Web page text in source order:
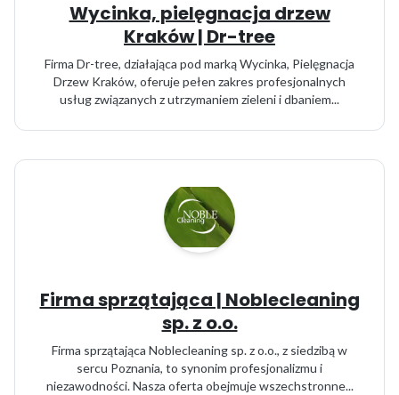
Wycinka, pielęgnacja drzew
Kraków | Dr-tree
Firma Dr-tree, działająca pod marką Wycinka, Pielęgnacja
Drzew Kraków, oferuje pełen zakres profesjonalnych
usług związanych z utrzymaniem zieleni i dbaniem...
Firma sprzątająca | Noblecleaning
sp. z o.o.
Firma sprzątająca Noblecleaning sp. z o.o., z siedzibą w
sercu Poznania, to synonim profesjonalizmu i
niezawodności. Nasza oferta obejmuje wszechstronne...